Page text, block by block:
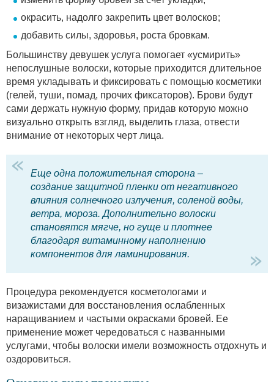
окрасить, надолго закрепить цвет волосков;
добавить силы, здоровья, роста бровкам.
Большинству девушек услуга помогает «усмирить»
непослушные волоски, которые приходится длительное
время укладывать и фиксировать с помощью косметики
(гелей, туши, помад, прочих фиксаторов). Брови будут
сами держать нужную форму, придав которую можно
визуально открыть взгляд, выделить глаза, отвести
внимание от некоторых черт лица.
Еще одна положительная сторона –
создание защитной пленки от негативного
влияния солнечного излучения, соленой воды,
ветра, мороза. Дополнительно волоски
становятся мягче, но гуще и плотнее
благодаря витаминному наполнению
компонентов для ламинирования.
Процедура рекомендуется косметологами и
визажистами для восстановления ослабленных
наращиванием и частыми окрасками бровей. Ее
применение может чередоваться с названными
услугами, чтобы волоски имели возможность отдохнуть и
оздоровиться.